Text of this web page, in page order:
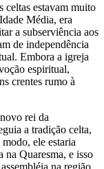
celtas estavam muito
Média, era
a subserviência aos
de independência
Embora a igreja
espiritual,
crentes rumo à
rei da
a tradição celta,
ele estaria
na Quaresma, e isso
na região